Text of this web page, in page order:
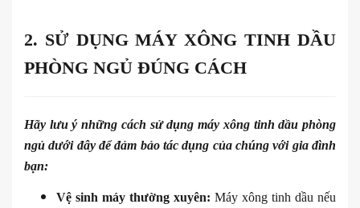
2. SỬ DỤNG MÁY XÔNG TINH DẦU
PHÒNG NGỦ ĐÚNG CÁCH
Hãy lưu ý những cách sử dụng máy xông tinh dầu phòng
ngủ dưới đây để đảm bảo tác dụng của chúng với gia đình
bạn:
Vệ sinh máy thường xuyên: Máy xông tinh dầu nếu